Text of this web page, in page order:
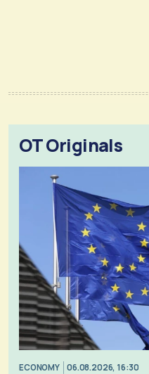
OT Originals
ECONOMY 06.08.2026, 16:30